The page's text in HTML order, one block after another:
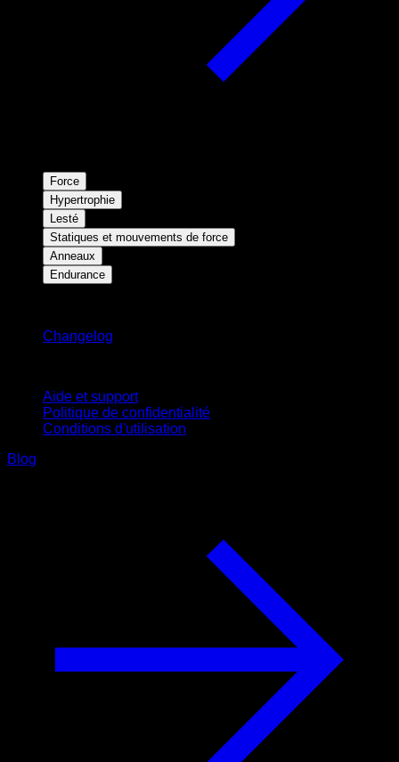
Force
Hypertrophie
Lesté
Statiques et mouvements de force
Anneaux
Endurance
Changelog
Aide et support
Politique de confidentialité
Conditions d'utilisation
Blog